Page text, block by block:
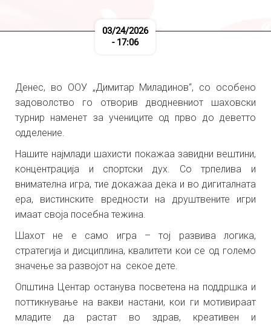
03/24/2026
- 17:06
Денес, во ООУ „Димитар Миладинов“, со особено
задоволство го отворив дводневниот шаховски
турнир наменет за учениците од прво до деветто
одделение.
Нашите најмлади шахисти покажаа завидни вештини,
концентрација и спортски дух. Со трпелива и
внимателна игра, тие докажаа дека и во дигиталната
ера, вистинските вредности на друштвените игри
имаат своја посебна тежина.
Шахот не е само игра – тој развива логика,
стратегија и дисциплина, квалитети кои се од големо
значење за развојот на секое дете.
Општина Центар останува посветена на поддршка и
поттикнување на вакви настани, кои ги мотивираат
младите да растат во здрав, креативен и